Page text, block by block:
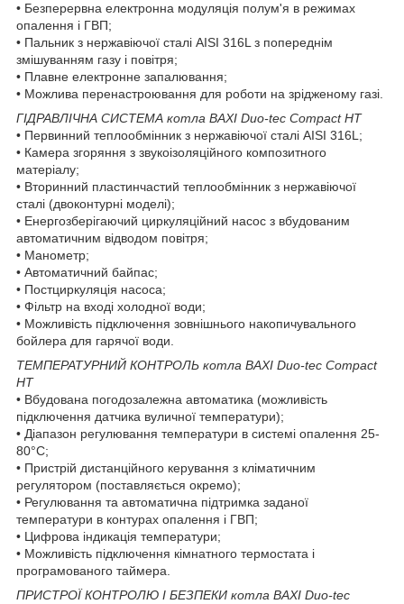
• Безперервна електронна модуляція полум'я в режимах
опалення і ГВП;
• Пальник з нержавіючої сталі AISI 316L з попереднім
змішуванням газу і повітря;
• Плавне електронне запалювання;
• Можлива перенастроювання для роботи на зрідженому газі.
ГІДРАВЛІЧНА СИСТЕМА котла BAXI Duo-tec Compact HT
• Первинний теплообмінник з нержавіючої сталі AISI 316L;
• Камера згоряння з звукоізоляційного композитного
матеріалу;
• Вторинний пластинчастий теплообмінник з нержавіючої
сталі (двоконтурні моделі);
• Енергозберігаючий циркуляційний насос з вбудованим
автоматичним відводом повітря;
• Манометр;
• Автоматичний байпас;
• Постциркуляція насоса;
• Фільтр на вході холодної води;
• Можливість підключення зовнішнього накопичувального
бойлера для гарячої води.
ТЕМПЕРАТУРНИЙ КОНТРОЛЬ котла BAXI Duo-tec Compact
HT
• Вбудована погодозалежна автоматика (можливість
підключення датчика вуличної температури);
• Діапазон регулювання температури в системі опалення 25-
80°С;
• Пристрій дистанційного керування з кліматичним
регулятором (поставляється окремо);
• Регулювання та автоматична підтримка заданої
температури в контурах опалення і ГВП;
• Цифрова індикація температури;
• Можливість підключення кімнатного термостата і
програмованого таймера.
ПРИСТРОЇ КОНТРОЛЮ І БЕЗПЕКИ котла BAXI Duo-tec